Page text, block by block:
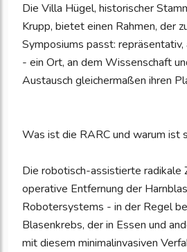
Die Villa Hügel, historischer
Krupp, bietet einen Rahmen, der
Symposiums passt:
- ein Ort, an dem Wissenschaft
Austausch gleichermaßen ihren
Was ist die RARC und warum ist
Die robotisch-assistierte radikale
operative Entfernung der
Robotersystems - in der Regel
Blasenkrebs, der in Essen und
mit diesem minimalinvasiven